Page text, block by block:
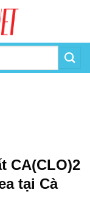
CA(CLO)2
tại Cà